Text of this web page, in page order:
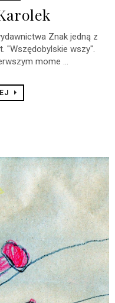
Znak jedną z
"Wszędobylskie wszy".
mome ...